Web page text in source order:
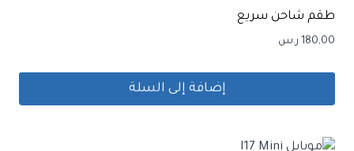
طقم شاحن سريع
180,00 ر.س
إضافة إلى السلة